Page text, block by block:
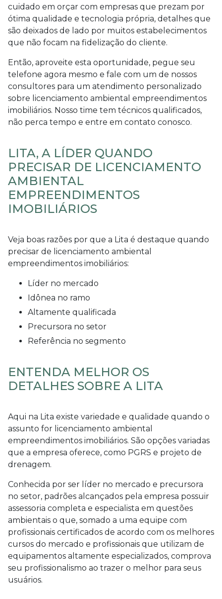
cuidado em orçar com empresas que prezam por
ótima qualidade e tecnologia própria, detalhes que
são deixados de lado por muitos estabelecimentos
que não focam na fidelização do cliente.
Então, aproveite esta oportunidade, pegue seu
telefone agora mesmo e fale com um de nossos
consultores para um atendimento personalizado
sobre licenciamento ambiental empreendimentos
imobiliários. Nosso time tem técnicos qualificados,
não perca tempo e entre em contato conosco.
LITA, A LÍDER QUANDO
PRECISAR DE LICENCIAMENTO
AMBIENTAL
EMPREENDIMENTOS
IMOBILIÁRIOS
Veja boas razões por que a Lita é destaque quando
precisar de licenciamento ambiental
empreendimentos imobiliários:
líder no mercado
idônea no ramo
altamente qualificada
precursora no setor
referência no segmento
ENTENDA MELHOR OS
DETALHES SOBRE A LITA
Aqui na Lita existe variedade e qualidade quando o
assunto for licenciamento ambiental
empreendimentos imobiliários. São opções variadas
que a empresa oferece, como PGRS e projeto de
drenagem.
Conhecida por ser líder no mercado e precursora
no setor, padrões alcançados pela empresa possuir
assessoria completa e especialista em questões
ambientais o que, somado a uma equipe com
profissionais certificados de acordo com os melhores
cursos do mercado e profissionais que utilizam de
equipamentos altamente especializados, comprova
seu profissionalismo ao trazer o melhor para seus
usuários.